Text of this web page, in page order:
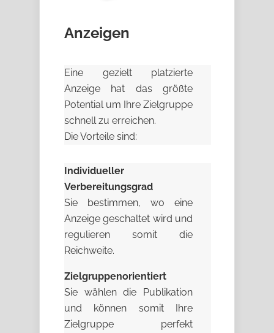
Anzeigen
Eine gezielt platzierte
Anzeige hat das größte
Potential um Ihre Zielgruppe
schnell zu erreichen.
Die Vorteile sind:
Individueller
Verbereitungsgrad
Sie bestimmen, wo eine
Anzeige geschaltet wird und
regulieren somit die
Reichweite.
Zielgruppenorientiert
Sie wählen die Publikation
und können somit Ihre
Zielgruppe perfekt